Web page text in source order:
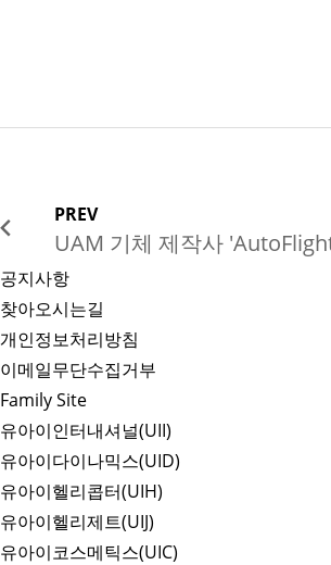
PREV
UAM 기체 제작사
공지사항
찾아오시는길
개인정보처리방침
이메일무단수집거부
Family Site
유아이인터내셔널(UII)
유아이다이나믹스(UID)
유아이헬리콥터(UIH)
유아이헬리제트(UIJ)
유아이코스메틱스(UIC)